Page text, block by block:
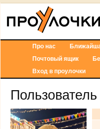
Про нас
Почтовый ящик
Вход в проулочки